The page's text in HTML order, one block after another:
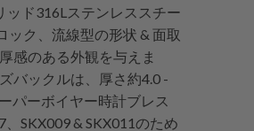
ド316Lステンレススチー
ック、流線型の形状 & 面取
感のある外観を与えま
バックルは、厚さ約4.0 -
パーボイヤー時計ブレス
SKX009 & SKX011のため